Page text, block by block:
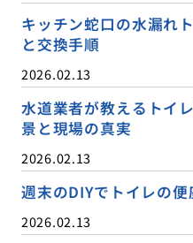
キッチン蛇口の水漏れ
と交換手順
2026.02.13
水道業者が教えるトイ
景と現場の真実
2026.02.13
週末のDIYでトイレの
2026.02.13